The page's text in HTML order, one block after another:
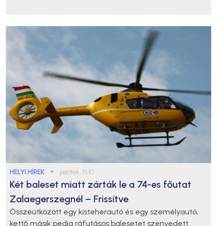
HELYI HÍREK ● péntek, 15:10
Két baleset miatt zárták le a 74-es főutat
Zalaegerszegnél – Frissítve
Összeütközött egy kisteherautó és egy személyautó,
kettő másik pedig ráfutásos balesetet szenvedett